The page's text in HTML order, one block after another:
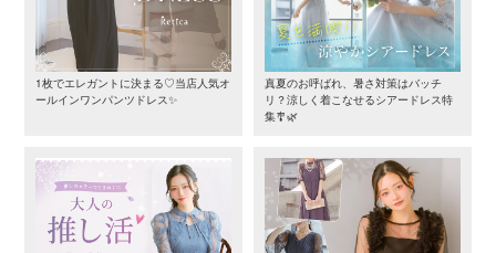
1枚でエレガントに決まる♡当店人気オ
ールインワンパンツドレス✨
真夏のお呼ばれ、暑さ対策はバッチ
リ？涼しく着こなせるシアードレス特
集🎐🌿